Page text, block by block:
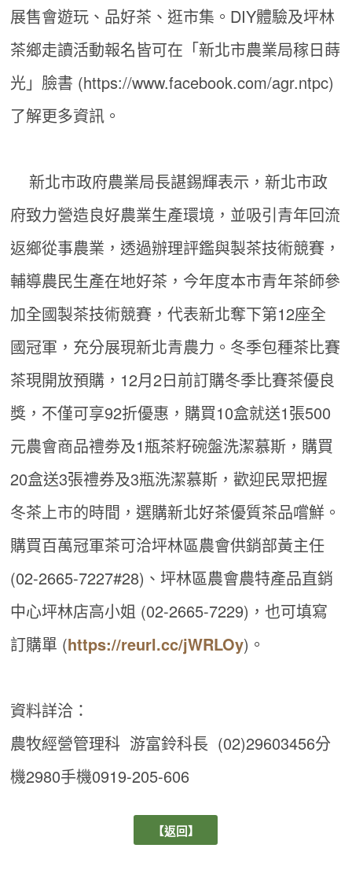
展售會遊玩、品好茶、逛市集。DIY體驗及坪林
茶鄉走讀活動報名皆可在「新北市農業局稼日蒔
光」臉書 (https://www.facebook.com/agr.ntpc)
了解更多資訊。
新北市政府農業局長諶錫輝表示，新北市政
府致力營造良好農業生產環境，並吸引青年回流
返鄉從事農業，透過辦理評鑑與製茶技術競賽，
輔導農民生產在地好茶，今年度本市青年茶師參
加全國製茶技術競賽，代表新北奪下第12座全
國冠軍，充分展現新北青農力。冬季包種茶比賽
茶現開放預購，12月2日前訂購冬季比賽茶優良
獎，不僅可享92折優惠，購買10盒就送1張500
元農會商品禮劵及1瓶茶籽碗盤洗潔慕斯，購買
20盒送3張禮券及3瓶洗潔慕斯，歡迎民眾把握
冬茶上市的時間，選購新北好茶優質茶品嚐鮮。
購買百萬冠軍茶可洽坪林區農會供銷部黃主任
(02-2665-7227#28)、坪林區農會農特產品直銷
中心坪林店高小姐 (02-2665-7229)，也可填寫
訂購單 (https://reurl.cc/jWRLOy)。
資料詳洽：
農牧經營管理科 游富鈴科長 (02)29603456分
機2980手機0919-205-606
【返回】